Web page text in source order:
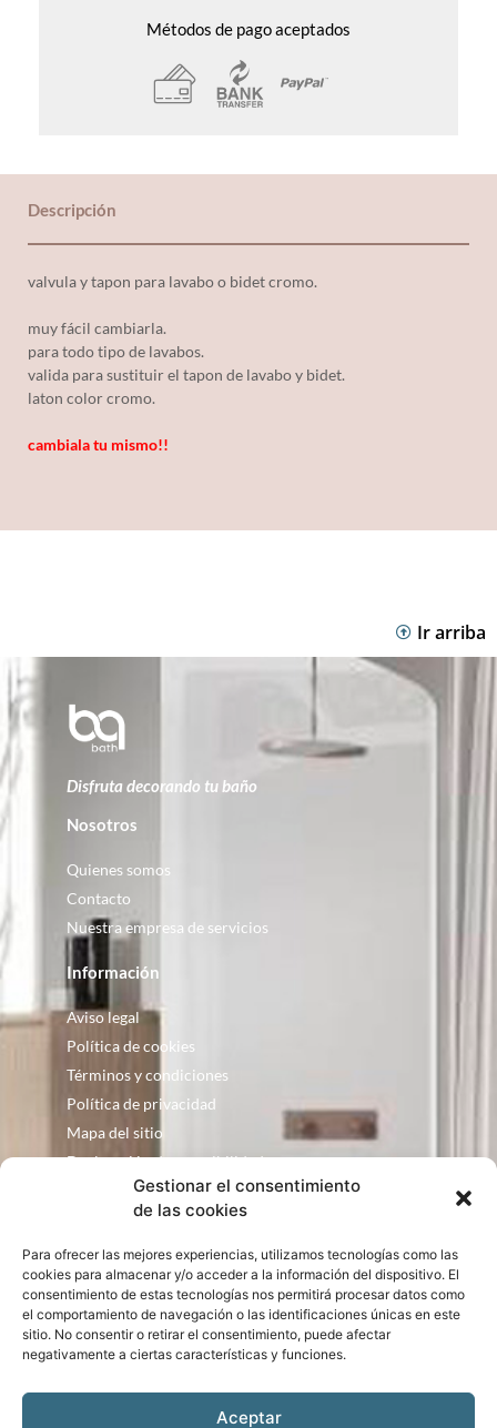
Gestionar el consentimiento
de las cookies
Para ofrecer las mejores experiencias, utilizamos tecnologías como las
cookies para almacenar y/o acceder a la información del dispositivo. El
consentimiento de estas tecnologías nos permitirá procesar datos como
el comportamiento de navegación o las identificaciones únicas en este
sitio. No consentir o retirar el consentimiento, puede afectar
negativamente a ciertas características y funciones.
Aceptar
Métodos de pago aceptados
Descripción
valvula y tapon para lavabo o bidet cromo.
muy fácil cambiarla.
para todo tipo de lavabos.
valida para sustituir el tapon de lavabo y bidet.
laton color cromo.
cambiala tu mismo!!
Ir arriba
Disfruta decorando tu baño
Nosotros
Quienes somos
Contacto
Nuestra empresa de servicios
Información
Aviso legal
Política de cookies
Términos y condiciones
Política de privacidad
Mapa del sitio
Declaración de accesibilidad
Contacto
Fontanería Baquero
C/ Justo Zoco, 36 Ejea de los Caballeros
Zaragoza – España
consultas@bqbath.es
693 21 32 44